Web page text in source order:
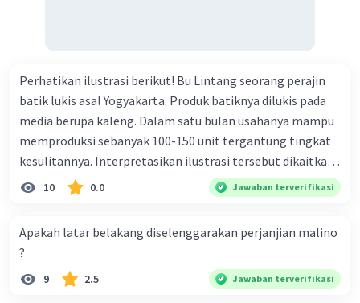
Perhatikan ilustrasi berikut! Bu Lintang seorang perajin
batik lukis asal Yogyakarta. Produk batiknya dilukis pada
media berupa kaleng. Dalam satu bulan usahanya mampu
memproduksi sebanyak 100-150 unit tergantung tingkat
kesulitannya. Interpretasikan ilustrasi tersebut dikaitkan
dengan peran pelaku ekonomi dalam kegiatan
10 0.0 Jawaban terverifikasi
Apakah latar belakang diselenggarakan perjanjian malino
?
9 2.5 Jawaban terverifikasi